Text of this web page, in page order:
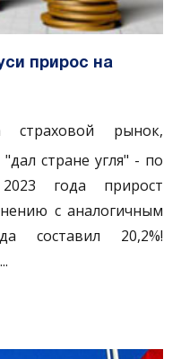
прирос на
страховой рынок,
стране угля" - по
года прирост
с аналогичным
составил 20,2%!
...